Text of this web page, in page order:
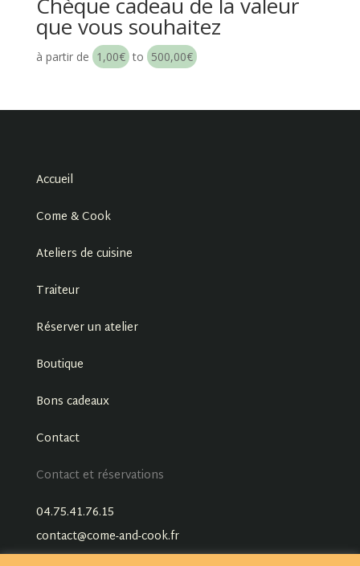
que vous souhaitez
à partir de 1,00€ to 500,00€
Accueil
Come & Cook
Ateliers de cuisine
Traiteur
Réserver un atelier
Boutique
Bons cadeaux
Contact
Contact et réservations
04.75.41.76.15
contact@come-and-cook.fr